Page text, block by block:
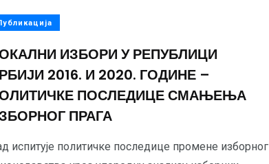
ИЗБОРИ У РЕПУБЛИЦИ
2016. И 2020. ГОДИНЕ –
ПОСЛЕДИЦЕ СМАЊЕЊА
ПРАГА
испитује политичке последице промене изборног